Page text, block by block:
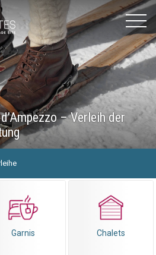
– Verleih der
Garnis Chalets